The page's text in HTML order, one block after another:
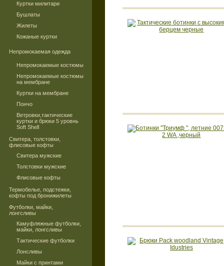
Куртки милитари
Бушлаты
Жилеты
Кожаные куртки
Непромокаемая одежда
Непромокаемые костюмы
Непромокаемые костюмы
на мембране
Куртки на мембране
Пончо
Ветровки,тактические
куртки и брюки 5 уровнь
Soft Shell
Свитера, толстовки,
флисовые кофты
Свитера мужские
Толстовки мужские
Флисовые кофты
Термобелье, подстежки,
кофты под бронижилеты
Футболки, майки,
лонгсливы
Камуфляжные футболки,
майки, лонгсливы
Тактические футболки
Лонсливы
Майки с принтами